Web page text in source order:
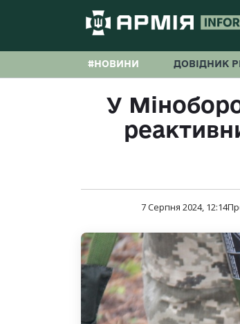
#НОВИНИ ДОВІДНИК
У
7 Серпня 2024, 12:14